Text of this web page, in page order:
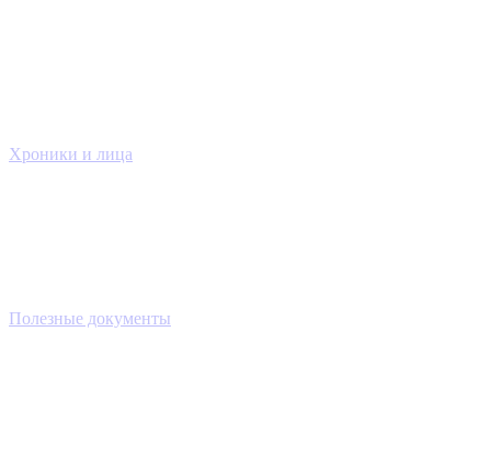
Хроники и лица
Полезные документы